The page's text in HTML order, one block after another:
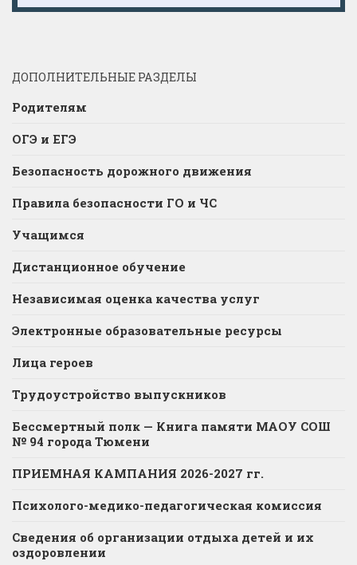
ДОПОЛНИТЕЛЬНЫЕ РАЗДЕЛЫ
Родителям
ОГЭ и ЕГЭ
Безопасность дорожного движения
Правила безопасности ГО и ЧС
Учащимся
Дистанционное обучение
Независимая оценка качества услуг
Электронные образовательные ресурсы
Лица героев
Трудоустройство выпускников
Бессмертный полк — Книга памяти МАОУ СОШ
№ 94 города Тюмени
ПРИЕМНАЯ КАМПАНИЯ 2026-2027 гг.
Психолого-медико-педагогическая комиссия
Сведения об организации отдыха детей и их
оздоровлении